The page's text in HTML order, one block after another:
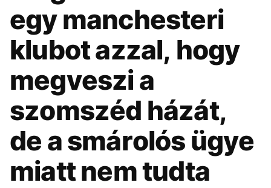
FILM + SOROZAT TECH-TUDOMÁNY
SPORT TÁRSADALOM
UTAZÁS
ÉLETMÓD DESIGN
BESZÉLGETÉSEK ARCOK
VIDEÓ TÖRTÉNETEK
GASZTRO
CELEB MAJKA
MTVA DUNA
egy manchesteri
klubot azzal, hogy
megveszi a
szomszéd házát,
de a smárolós ügye
miatt nem tudta